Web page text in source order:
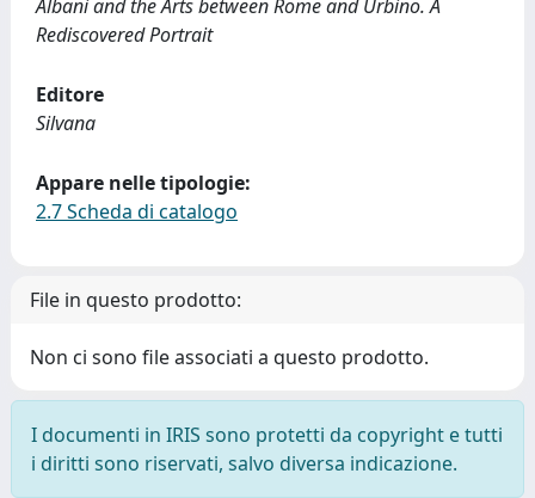
Albani and the Arts between Rome and Urbino. A
Rediscovered Portrait
Editore
Silvana
Appare nelle tipologie:
2.7 Scheda di catalogo
File in questo prodotto:
Non ci sono file associati a questo prodotto.
I documenti in IRIS sono protetti da copyright e tutti
i diritti sono riservati, salvo diversa indicazione.